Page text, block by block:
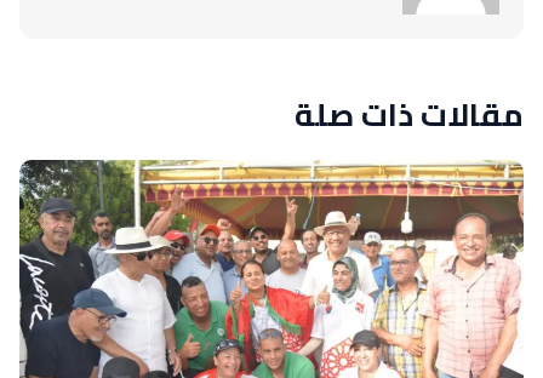
مقالات ذات صلة